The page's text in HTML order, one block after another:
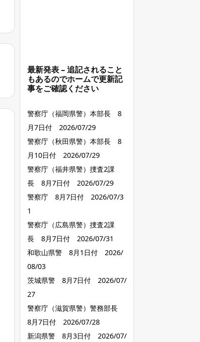
最新発表 – 追記されること
もあるのでホームで更新記
事をご確認ください
警察庁（福岡県警）本部長 8
月7日付 2026/07/29
警察庁（秋田県警）本部長 8
月10日付 2026/07/29
警察庁（福井県警）捜査2課
長 8月7日付 2026/07/29
警察庁 8月7日付 2026/07/3
1
警察庁（広島県警）捜査2課
長 8月7日付 2026/07/31
和歌山県警 8月1日付 2026/
08/03
茨城県警 8月7日付 2026/07/
27
警察庁（滋賀県警）警務部長
8月7日付 2026/07/28
新潟県警 8月3日付 2026/07/